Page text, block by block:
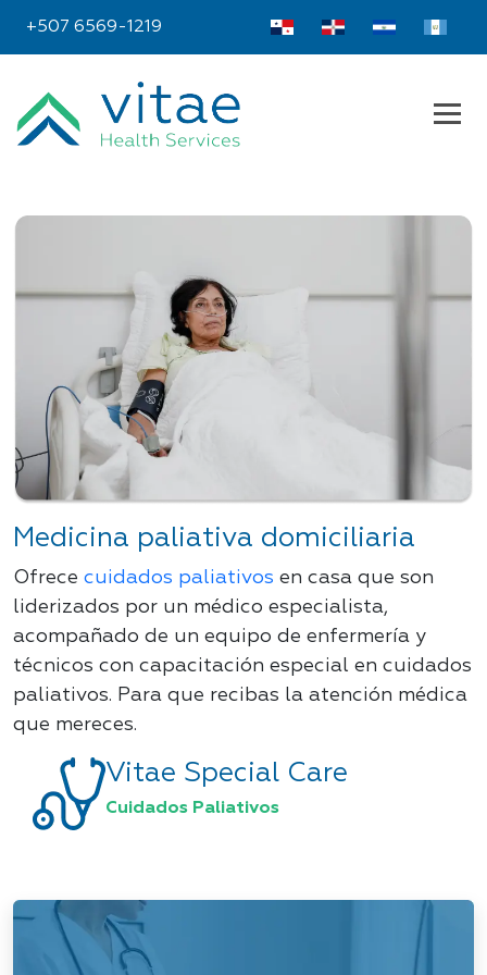
+507 6569-1219
Vitae Special Care
Cuidados Paliativos
Medicina paliativa domiciliaria
Ofrece cuidados paliativos en casa que son
liderizados por un médico especialista,
acompañado de un equipo de enfermería y
técnicos con capacitación especial en cuidados
paliativos. Para que recibas la atención médica
que mereces.